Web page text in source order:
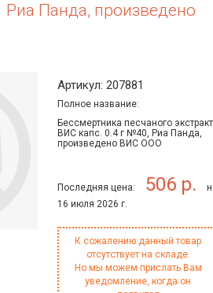
Риа Панда, произведено
Артикул: 207881
Полное название:
Бессмертника песчаного
ВИС капс. 0.4 г №40, Риа Панда,
произведено ВИС ООО
Последняя цена: 506 р.
16 июля 2026 г.
К сожалению данный товар
отсутствует на складе.
Но мы можем прислать Вам
уведомление, когда он